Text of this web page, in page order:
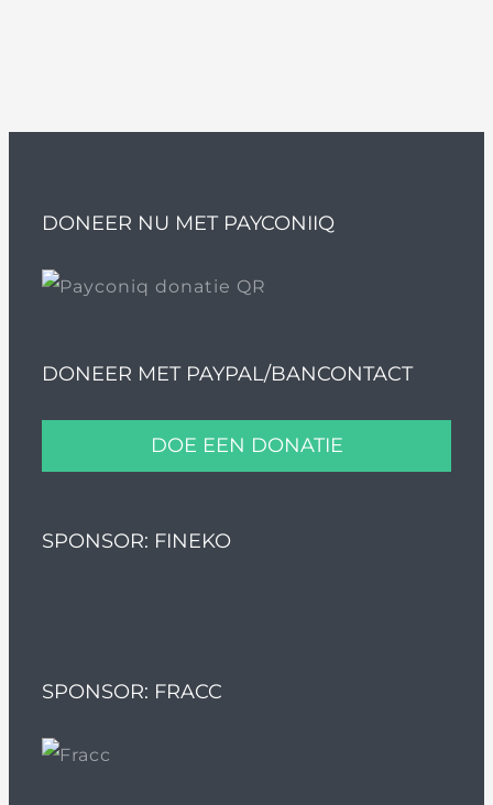
DONEER NU MET PAYCONIIQ
DONEER MET PAYPAL/BANCONTACT
DOE EEN DONATIE
SPONSOR: FINEKO
SPONSOR: FRACC